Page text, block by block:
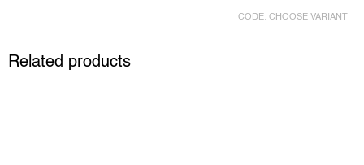
CODE: CHOOSE VARIANT
Related products